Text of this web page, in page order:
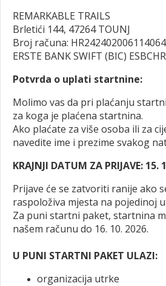
REMARKABLE TRAILS
Brletići 144, 47264 TOUNJ
Broj računa:
ERSTE BANK SWIFT (BIC)
Potvrda o uplati startnine:
Molimo vas da pri plaćanju
za koga je plaćena startnina.
Ako plaćate za više osoba ili za
navedite ime i prezime svakog
KRAJNJI DATUM ZA PRIJAVE: 15.
Prijave će se zatvoriti ranije ako
raspoloživa mjesta na pojedinoj
Za puni startni paket, startnina
našem računu do 16. 10. 2026.
U PUNI STARTNI PAKET ULAZI:
organizacija utrke